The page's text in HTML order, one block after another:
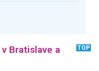
Bratislave a
TOP